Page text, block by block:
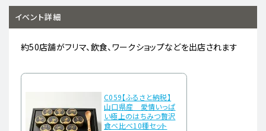
イベント詳細
約50店舗がフリマ、飲食、ワークショップなどを出店されます
C059【ふるさと納税】
山口県産 愛情いっぱ
い極上のはちみつ贅沢
食べ比べ10種セット